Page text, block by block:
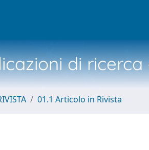
di ricerca
01.1 Articolo in Rivista